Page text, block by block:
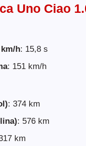
Uno Ciao
h: 15,8 s
: 151 km/h
: 374 km
: 576 km
km